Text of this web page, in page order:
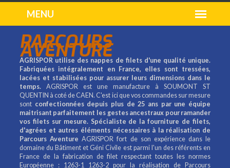
PARCOURS
AVENTURE
AGRISPOR utilise des nappes de filets d'une qualité unique.
Fabriquées intégralement en France, elles sont tressées,
lacées et stabilisées pour assurer leurs dimensions dans le
temps. AGRISPOR est une manufacture à SOUMONT ST
QUENTIN à coté de CAEN. C'est ici que vos commandes sur mesure
sont confectionnées depuis plus de 25 ans par une équipe
maitrisant parfaitement les gestes ancestraux pour ramander
vos filets sur mesure. Spécialiste de la fourniture de filets,
d'agrées et autres éléments nécessaires à la réalisation de
Parcours Aventure AGRISPOR fort de son expérience dans le
domaine du Bâtiment et Géni Civile est parmi l'un des référents en
France de la fabrication de filet respectant toutes les normes
Européenne : 1263-1 1263-2 pour la réalisation de Parcours